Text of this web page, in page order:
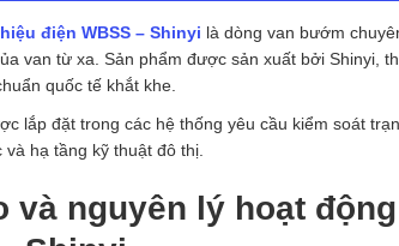
điện WBSS – Shinyi là dòng van bướm
van từ xa. Sản phẩm được sản xuất bởi Shinyi ,
quốc tế khắt khe.
lắp đặt trong các hệ thống yêu cầu kiểm soát
hạ tầng kỹ thuật đô thị.
và nguyên lý hoạt